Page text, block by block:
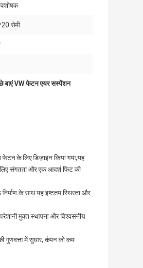
सेमी
बाएं VW फेटन एयर सस्पेंशन
के लिए डिज़ाइन किया गया,यह
संगतता और एक आदर्श फिट की
के साथ यह इष्टतम स्थिरता और
मुक्त स्थापना और विश्वसनीय
गुणवत्ता में सुधार, कंपन को कम